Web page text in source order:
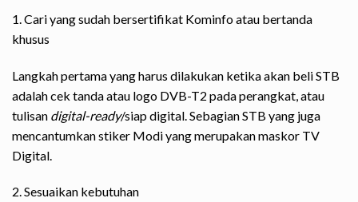
1. Cari yang sudah bersertifikat Kominfo atau bertanda
khusus
Langkah pertama yang harus dilakukan ketika akan beli STB
adalah cek tanda atau logo DVB-T2 pada perangkat, atau
tulisan digital-ready/siap digital. Sebagian STB yang juga
mencantumkan stiker Modi yang merupakan maskor TV
Digital.
2. Sesuaikan kebutuhan